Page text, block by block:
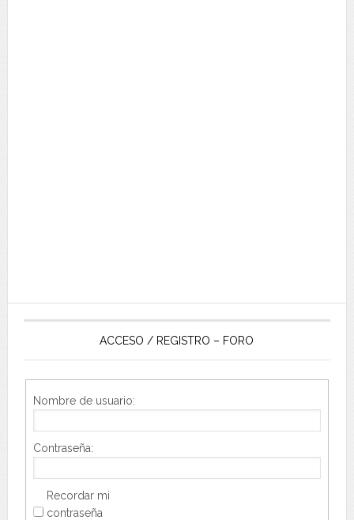
ACCESO / REGISTRO – FORO
Nombre de usuario:
Contraseña:
Recordar mi
contraseña